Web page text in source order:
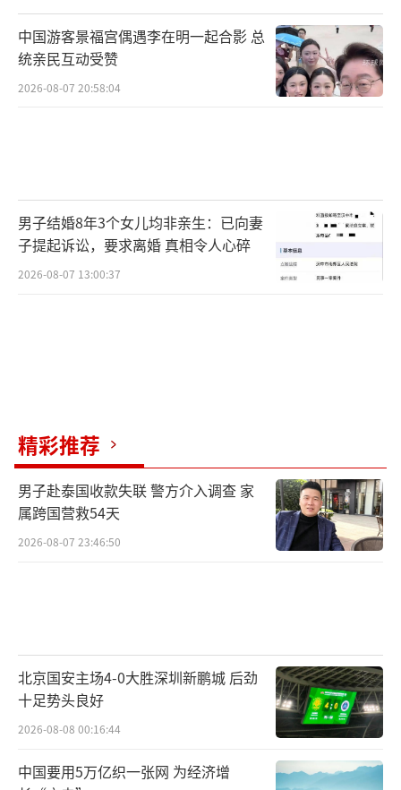
中国游客景福宫偶遇李在明一起合影 总
统亲民互动受赞
2026-08-07 20:58:04
男子结婚8年3个女儿均非亲生：已向妻
子提起诉讼，要求离婚 真相令人心碎
2026-08-07 13:00:37
精彩推荐
男子赴泰国收款失联 警方介入调查 家
属跨国营救54天
2026-08-07 23:46:50
北京国安主场4-0大胜深圳新鹏城 后劲
十足势头良好
2026-08-08 00:16:44
中国要用5万亿织一张网 为经济增